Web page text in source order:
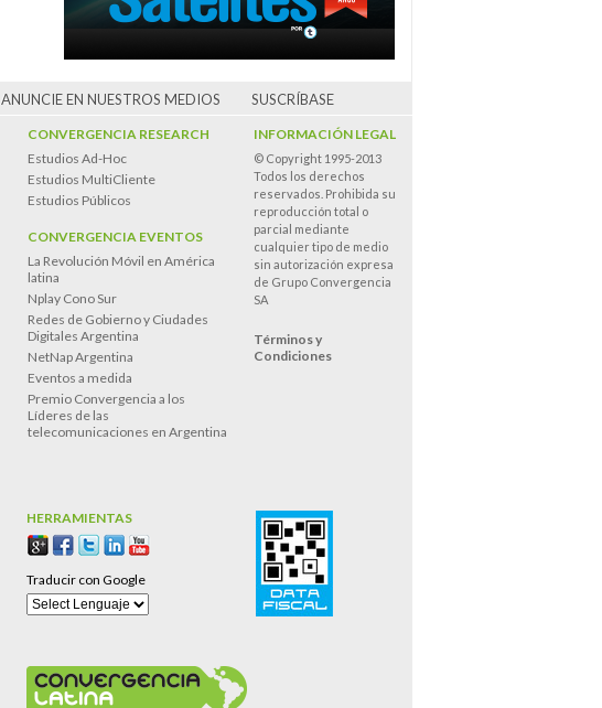
ANUNCIE EN NUESTROS MEDIOS SUSCRÍBASE
CONVERGENCIA RESEARCH
Estudios Ad-Hoc
Estudios MultiCliente
Estudios Públicos
CONVERGENCIA EVENTOS
La Revolución Móvil en América
latina
Nplay Cono Sur
Redes de Gobierno y Ciudades
Digitales Argentina
NetNap Argentina
Eventos a medida
Premio Convergencia a los
Líderes de las
telecomunicaciones en Argentina
INFORMACIÓN LEGAL
© Copyright 1995-2013
Todos los derechos
reservados. Prohibida su
reproducción total o
parcial mediante
cualquier tipo de medio
sin autorización expresa
de Grupo Convergencia
SA
Términos y
Condiciones
HERRAMIENTAS
Traducir con Google